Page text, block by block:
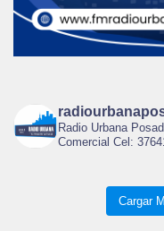
Radio Urbana
Comercial Cel:
Cargar